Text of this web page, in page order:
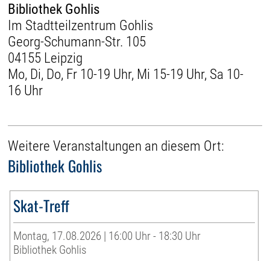
Bibliothek Gohlis
Im Stadtteilzentrum Gohlis
Georg-Schumann-Str. 105
04155 Leipzig
Mo, Di, Do, Fr 10-19 Uhr, Mi 15-19 Uhr, Sa 10-
16 Uhr
Weitere Veranstaltungen an diesem Ort:
Bibliothek Gohlis
Skat-Treff
Montag, 17.08.2026 | 16:00 Uhr - 18:30 Uhr
Bibliothek Gohlis